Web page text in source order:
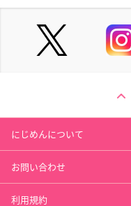
にじめんについて
お問い合わせ
利用規約